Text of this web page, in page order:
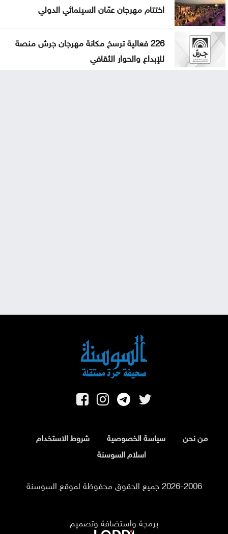
اختتام مهرجان عمّان السينمائي الدولي
226 فعالية ترسخ مكانة مهرجان جرش منصة
للإبداع والحوار الثقافي
من نحن سياسة الخصوصية
شروط الاستخدام
اسلام السوسنة
2026-2006 جميع الحقوق محفوظة لموقع السوسنة
برمجة واستضافة وتصميم